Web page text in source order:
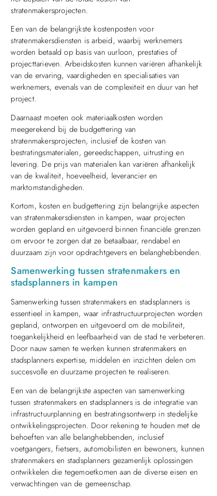
stratenmakersprojecten.
Een van de belangrijkste kostenposten voor
stratenmakersdiensten is arbeid, waarbij werknemers
worden betaald op basis van uurloon, prestaties of
projecttarieven. Arbeidskosten kunnen variëren afhankelijk
van de ervaring, vaardigheden en specialisaties van
werknemers, evenals van de complexiteit en duur van het
project.
Daarnaast moeten ook materiaalkosten worden
meegerekend bij de budgettering van
stratenmakersprojecten, inclusief de kosten van
bestratingsmaterialen, gereedschappen, uitrusting en
levering. De prijs van materialen kan variëren afhankelijk
van de kwaliteit, hoeveelheid, leverancier en
marktomstandigheden.
Kortom, kosten en budgettering zijn belangrijke aspecten
van stratenmakersdiensten in kampen, waar projecten
worden gepland en uitgevoerd binnen financiële grenzen
om ervoor te zorgen dat ze betaalbaar, rendabel en
duurzaam zijn voor opdrachtgevers en belanghebbenden.
Samenwerking tussen stratenmakers en
stadsplanners in kampen
Samenwerking tussen stratenmakers en stadsplanners is
essentieel in kampen, waar infrastructuurprojecten worden
gepland, ontworpen en uitgevoerd om de mobiliteit,
toegankelijkheid en leefbaarheid van de stad te verbeteren.
Door nauw samen te werken kunnen stratenmakers en
stadsplanners expertise, middelen en inzichten delen om
succesvolle en duurzame projecten te realiseren.
Een van de belangrijkste aspecten van samenwerking
tussen stratenmakers en stadsplanners is de integratie van
infrastructuurplanning en bestratingsontwerp in stedelijke
ontwikkelingsprojecten. Door rekening te houden met de
behoeften van alle belanghebbenden, inclusief
voetgangers, fietsers, automobilisten en bewoners, kunnen
stratenmakers en stadsplanners gezamenlijk oplossingen
ontwikkelen die tegemoetkomen aan de diverse eisen en
verwachtingen van de gemeenschap.